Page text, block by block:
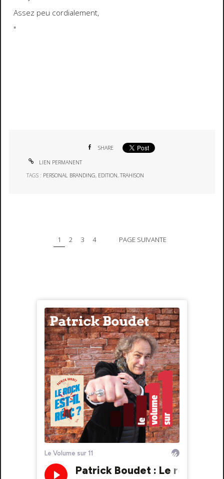
Assez peu cordialement,
"
SHARE
LIEN PERMANENT
TAGS : PERSONAL BRANDING, EDITION,TRAHISON
1 2 3 4 PAGE SUIVANTE